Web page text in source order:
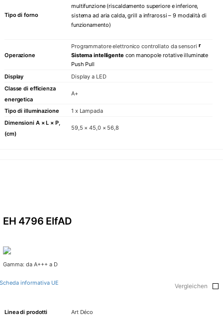
Tipo di forno
multifunzione (riscaldamento superiore e inferiore,
sistema ad aria calda, grill a infrarossi – 9 modalità di
funzionamento)
Operazione
Programmatore elettronico controllato da sensori r
Sistema intelligente con manopole rotative illuminate
Push Pull
Display
Display a LED
Classe di efficienza
energetica
A+
Tipo di illuminazione
1 x Lampada
Dimensioni A × L × P,
(cm)
59,5 × 45,0 × 56,8
EH 4796 ElfAD
Gamma: da A+++ a D
Scheda informativa UE Vergleichen
Linea di prodotti Art Déco